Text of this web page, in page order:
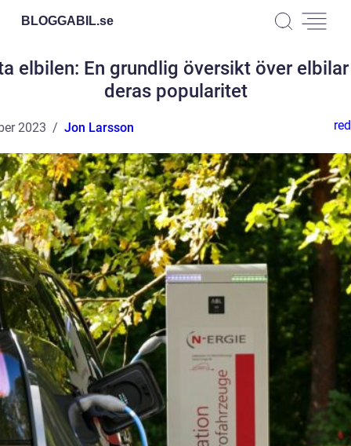
BLOGGABIL.se
elbilen: En grundlig översikt över
deras popularitet
2023 Jon Larsson